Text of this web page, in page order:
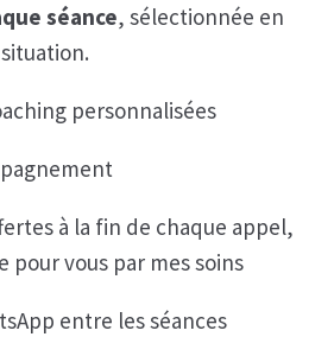
séance, sélectionnée en
personnalisées
à la fin de chaque appel,
pour vous par mes soins
entre les séances